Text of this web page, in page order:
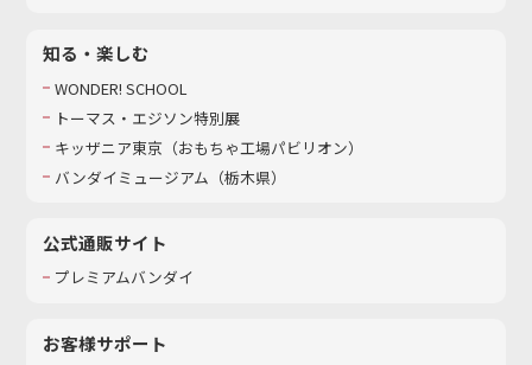
知る・楽しむ
WONDER! SCHOOL
トーマス・エジソン特別展
キッザニア東京（おもちゃ工場パビリオン）​
バンダイミュージアム（栃木県）
公式通販サイト
プレミアムバンダイ
お客様サポート